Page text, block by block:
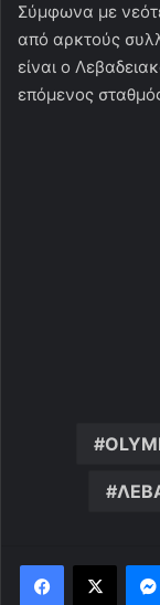
Σύμφωνα με
από αρκτούς
είναι ο
επόμενος